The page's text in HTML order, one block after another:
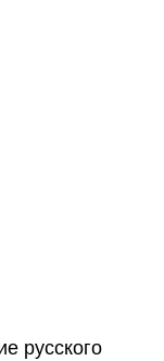
русского